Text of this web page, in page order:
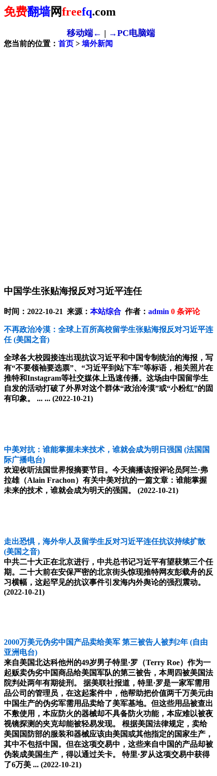
免费翻墙网freefq.com
移动端← | →PC电脑端
您当前的位置： 首页 > 墙外新闻
中国学生张贴海报反对习近平连任
时间：2022-10-21 来源： 本站综合 作者： admin 0 条评论
不再政治冷漠：全球上百所高校留学生张贴海报反对习近平连
任 (美国之音)
全球各大校园接连出现抗议习近平和中国专制统治的海报，写
有“不要领袖要选票”、“习近平到站下车”等标语，相关照片在
推特和Instagram等社交媒体上迅速传播。这场由中国留学生
自发的活动打破了外界对这个群体“政治冷漠”或“小粉红”的固
有印象。 ... ... (2022-10-21)
中美对抗：谁能掌握未来技术，谁就会成为明日强国 (法国国
际广播电台)
欢迎收听法国世界报摘要节目。今天摘播该报评论员阿兰·弗
拉雄（Alain Frachon）有关中美对抗的一篇文章：谁能掌握
未来的技术，谁就会成为明天的强国。 (2022-10-21)
走出恐惧，海外华人及留学生反对习近平连任抗议持续扩散
(美国之音)
中共二十大正在北京进行，中共总书记习近平有望获第三个任
期。二十大前在安保严密的北京街头惊现推特网友彭载舟的反
习横幅，这起罕见的抗议事件引发海内外舆论的强烈震动。
(2022-10-21)
2000万美元伪劣中国产品卖给美军 第三被告人被判2年 (自由
亚洲电台)
来自美国北达科他州的49岁男子特里·罗（Terry Roe）作为一
起贩卖伪劣中国商品给美国军队的第三被告，本周四被美国法
院判处两年有期徒刑。 据美联社报道，特里·罗是一家军需用
品公司的管理员，在这起案件中，他帮助把价值两千万美元由
中国生产的伪劣军需用品卖给了美军基地。但这些用品被查出
不敷使用，本应防火的器械却不具备防火功能，本应难以被夜
视镜探测的夹克却能被轻易发现。 根据美国法律规定，卖给
美国国防部的服装和器械应该由美国或其他指定的国家生产，
其中不包括中国。但在这项交易中，这些来自中国的产品却被
伪装成美国生产，得以通过关卡。 特里·罗从这项交易中获得
了6万美 ... (2022-10-21)